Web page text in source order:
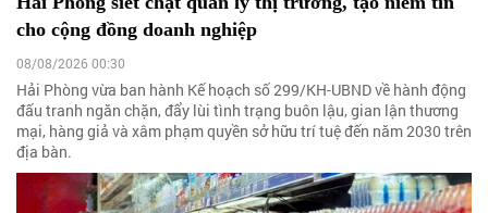
cho cộng đồng doanh nghiệp
08/08/2026 00:30
Hải Phòng vừa ban hành Kế hoạch số 299/KH-UBND về hành động
đấu tranh ngăn chặn, đẩy lùi tình trạng buôn lậu, gian lận thương
mại, hàng giả và xâm phạm quyền sở hữu trí tuệ đến năm 2030 trên
địa bàn.